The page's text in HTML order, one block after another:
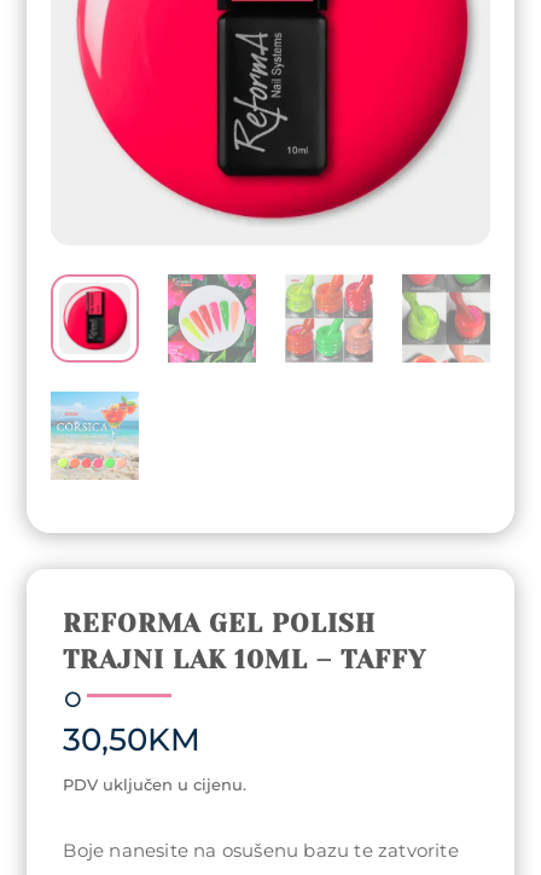
REFORMA GEL POLISH
TRAJNI LAK 10ML – TAFFY
30,50KM
PDV uključen u cijenu.
Boje nanesite na osušenu bazu te zatvorite